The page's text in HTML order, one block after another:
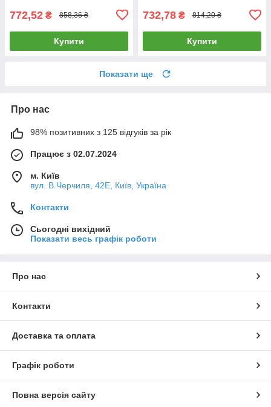
772,52 ₴ 858,36 ₴
Купити
732,78 ₴ 814,20 ₴
Купити
Показати ще
Про нас
98% позитивних з 125 відгуків за рік
Працює з 02.07.2024
м. Київ
вул. В.Черчиля, 42Е, Київ, Україна
Контакти
Сьогодні вихідний
Показати весь графік роботи
Про нас
Контакти
Доставка та оплата
Графік роботи
Повна версія сайту